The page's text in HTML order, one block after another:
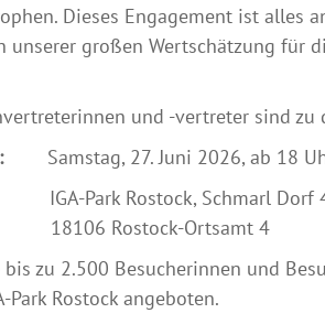
Dieses Engagement ist alles
unserer großen Wertschätzung für
und -vertreter sind zu
Samstag, 27. Juni 2026, ab 18
Park Rostock, Schmarl Dorf
Rostock-Ortsamt 4
bis zu 2.500 Besucherinnen und
Park Rostock angeboten.